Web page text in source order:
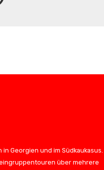
Georgien und im Südkaukasus.
über mehrere